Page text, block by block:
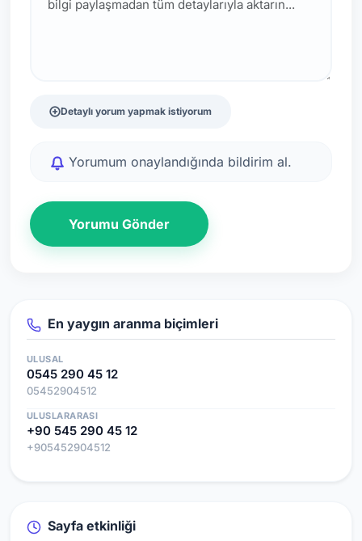
Detaylı yorum yapmak istiyorum
Yorumum onaylandığında bildirim al.
Yorumu Gönder
En yaygın aranma biçimleri
ULUSAL
0545 290 45 12
05452904512
ULUSLARARASI
+90 545 290 45 12
+905452904512
Sayfa etkinliği